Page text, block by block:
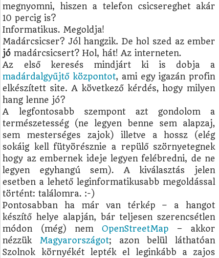
megnyomni, hiszen a telefon csicsereghet akár
10 percig is?
Informatikus. Megoldja!
Madárcsicser? Jól hangzik. De hol szed az ember
jó madárcsicsert? Hol, hát! Az interneten.
Az első keresés mindjárt ki is dobja a
madárdalgyűjtő központot, ami egy igazán profin
elkészített site. A következő kérdés, hogy milyen
hang lenne jó?
A legfontosabb szempont azt gondolom a
természetesség (ne legyen benne sem alapzaj,
sem mesterséges zajok) illetve a hossz (elég
sokáig kell fütyörésznie a repülő szörnyetegnek
hogy az embernek ideje legyen felébredni, de ne
legyen egyhangú sem). A kiválasztás jelen
esetben a lehető leginformatikusabb megoldással
történt: találomra. :-)
Pontosabban ha már van térkép – a hangot
készítő helye alapján, bár teljesen szerencsétlen
módon (még) nem OpenStreetMap – akkor
nézzük Magyarországot; azon belül láthatóan
Szolnok környékét lepték el leginkább a zajos